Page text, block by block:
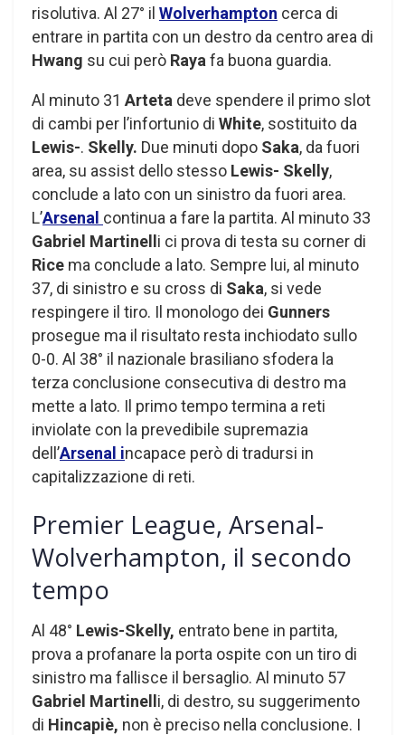
risolutiva. Al 27° il Wolverhampton cerca di
entrare in partita con un destro da centro area di
Hwang su cui però Raya fa buona guardia.
Al minuto 31 Arteta deve spendere il primo slot
di cambi per l’infortunio di White, sostituito da
Lewis-. Skelly. Due minuti dopo Saka, da fuori
area, su assist dello stesso Lewis- Skelly,
conclude a lato con un sinistro da fuori area.
L’Arsenal continua a fare la partita. Al minuto 33
Gabriel Martinelli ci prova di testa su corner di
Rice ma conclude a lato. Sempre lui, al minuto
37, di sinistro e su cross di Saka, si vede
respingere il tiro. Il monologo dei Gunners
prosegue ma il risultato resta inchiodato sullo
0-0. Al 38° il nazionale brasiliano sfodera la
terza conclusione consecutiva di destro ma
mette a lato. Il primo tempo termina a reti
inviolate con la prevedibile supremazia
dell’Arsenal incapace però di tradursi in
capitalizzazione di reti.
Premier League, Arsenal-
Wolverhampton, il secondo
tempo
Al 48° Lewis-Skelly, entrato bene in partita,
prova a profanare la porta ospite con un tiro di
sinistro ma fallisce il bersaglio. Al minuto 57
Gabriel Martinell i, di destro, su suggerimento
di Hincapiè, non è preciso nella conclusione. I